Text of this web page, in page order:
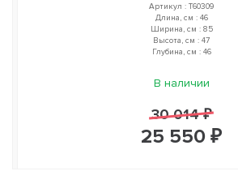
Артикул : T60309
Длина, см : 46
Ширина, см : 85
Высота, см : 47
Глубина, см : 46
В наличии
30 014 ₽
25 550 ₽